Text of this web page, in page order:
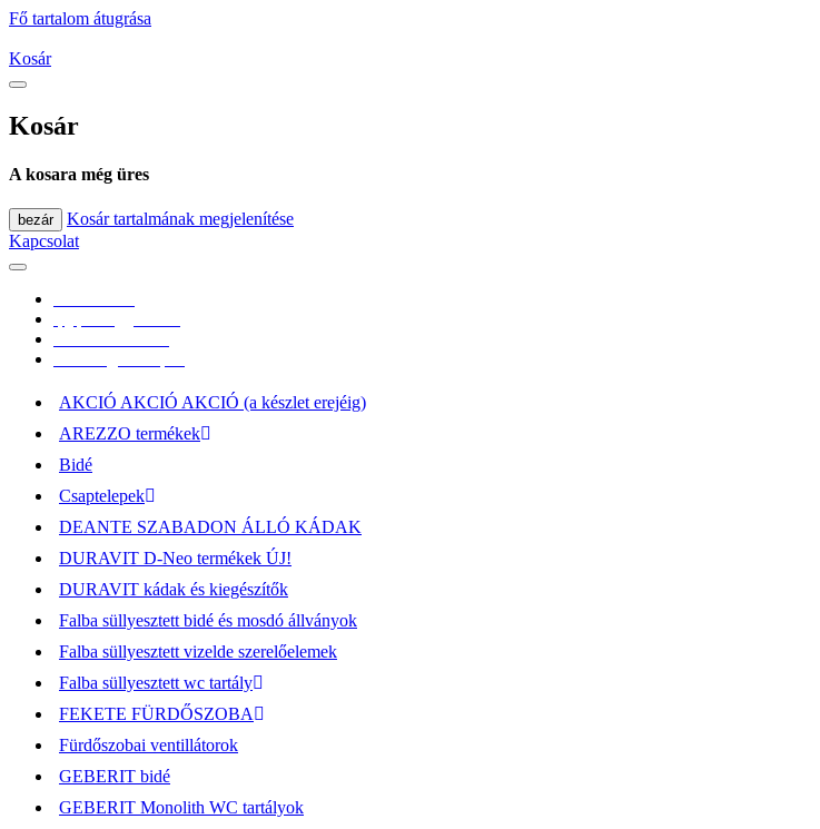
Fő tartalom átugrása
Kosár
Kosár
A kosara még üres
bezár
Kosár tartalmának megjelenítése
Kapcsolat
AKCIÓ AKCIÓ AKCIÓ (a készlet erejéig)
AREZZO termékek
Bidé
Csaptelepek
DEANTE SZABADON ÁLLÓ KÁDAK
DURAVIT D-Neo termékek ÚJ!
DURAVIT kádak és kiegészítők
Falba süllyesztett bidé és mosdó állványok
Falba süllyesztett vizelde szerelőelemek
Falba süllyesztett wc tartály
FEKETE FÜRDŐSZOBA
Fürdőszobai ventillátorok
GEBERIT bidé
GEBERIT Monolith WC tartályok